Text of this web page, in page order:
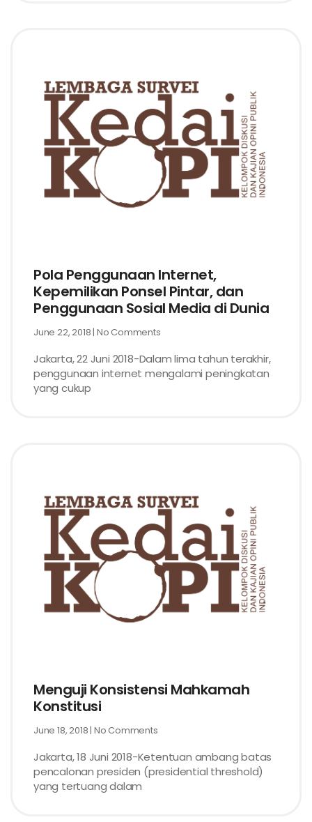
Pola Penggunaan Internet,
Kepemilikan Ponsel Pintar, dan
Penggunaan Sosial Media di Dunia
June 22, 2018 No Comments
Jakarta, 22 Juni 2018-Dalam lima tahun terakhir,
penggunaan internet mengalami peningkatan
yang cukup
Menguji Konsistensi Mahkamah
Konstitusi
June 18, 2018 No Comments
Jakarta, 18 Juni 2018-Ketentuan ambang batas
pencalonan presiden (presidential threshold)
yang tertuang dalam